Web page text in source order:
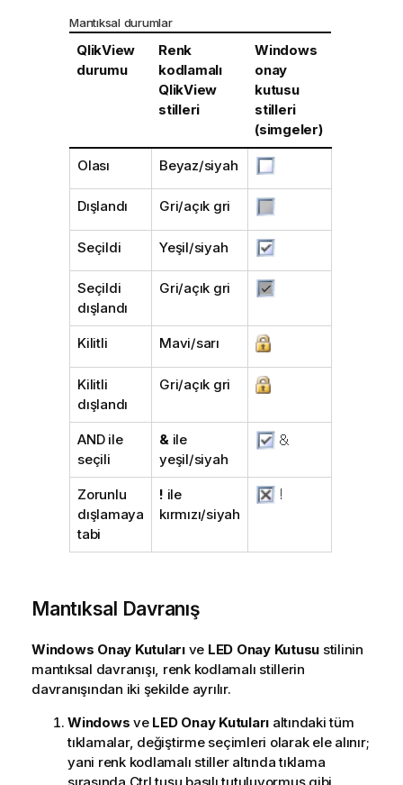
Mantıksal durumlar
QlikView
durumu
Renk
kodlamalı
QlikView
stilleri
Windows
onay
kutusu
stilleri
(simgeler)
Olası Beyaz/siyah
Dışlandı Gri/açık gri
Seçildi Yeşil/siyah
Seçildi
dışlandı
Gri/açık gri
Kilitli Mavi/sarı
Kilitli
dışlandı
Gri/açık gri
AND ile
seçili
& ile
yeşil/siyah
Zorunlu
dışlamaya
tabi
! ile
kırmızı/siyah
Mantıksal Davranış
Windows Onay Kutularıve LED Onay Kutusu stilinin
mantıksal davranışı, renk kodlamalı stillerin
davranışından iki şekilde ayrılır.
Windows ve LED Onay Kutuları altındaki tüm
tıklamalar, değiştirme seçimleri olarak ele alınır;
yani renk kodlamalı stiller altında tıklama
sırasında Ctrl tuşu basılı tutuluyormuş gibi